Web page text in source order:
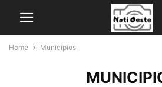
Home Municipios